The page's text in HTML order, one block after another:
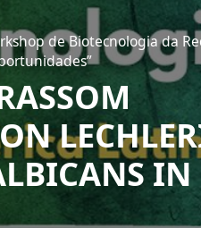
de Biotecnologia da
IN